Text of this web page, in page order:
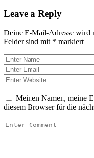
Leave a Reply
Deine E-Mail-Adresse wird
Felder sind mit * markiert
Meinen Namen, meine
diesem Browser für die